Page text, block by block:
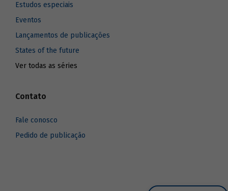
Estudos especiais
Eventos
Lançamentos de publicações
States of the future
Ver todas as séries
Contato
Fale conosco
Pedido de publicação